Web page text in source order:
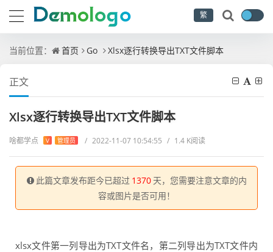
繁
当前位置： 首页 Go Xlsx逐行转换导出TXT文件脚本
正文
Xlsx逐行转换导出TXT文件脚本
啥都学点 V 管理员 / 2022-11-07 10:54:55 / 1.4 K阅读
此篇文章发布距今已超过 1370 天，您需要注意文章的内
容或图片是否可用！
xlsx文件第一列导出为TXT文件名，第二列导出为TXT文件内